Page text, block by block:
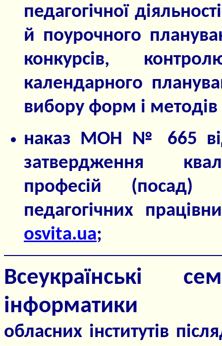
педагогічної
й поурочного
конкурсів,
календарного
вибору форм і
наказ МОН № 665
затвердження
професій (посад)
педагогічних
osvita.ua;
Всеукраїнські
інформатики
обласних інститутів